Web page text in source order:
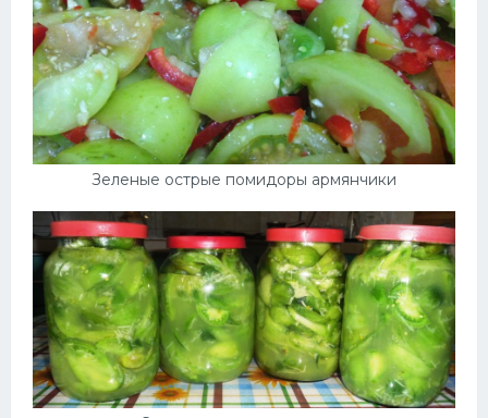
Зеленые острые помидоры армянчики